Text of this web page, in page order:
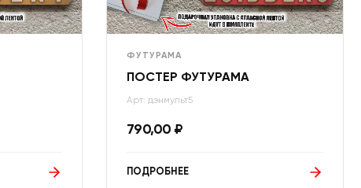
ФУТУРАМА
ПОСТЕР ФУТУРАМА
Арт: дэнмульт5
790,00 ₽
ПОДРОБНЕЕ